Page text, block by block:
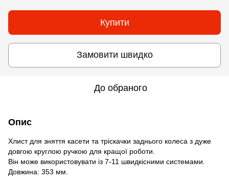
Купити
Замовити швидко
До обраного
Опис
Хлист для зняття касети та тріскачки заднього колеса з дуже
довгою круглою ручкою для кращої роботи.
Він може використовувати із 7-11 швидкісними системами.
Довжина: 353 мм.